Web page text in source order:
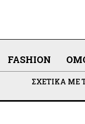
FASHION
ΣΧΕΤΙΚΆ ΜΕ